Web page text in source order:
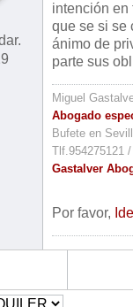
intención en
que se si se
ánimo de
parte sus
Miguel
Abogado
Bufete en
Tlf.954275121
Gastalver
Por favor,